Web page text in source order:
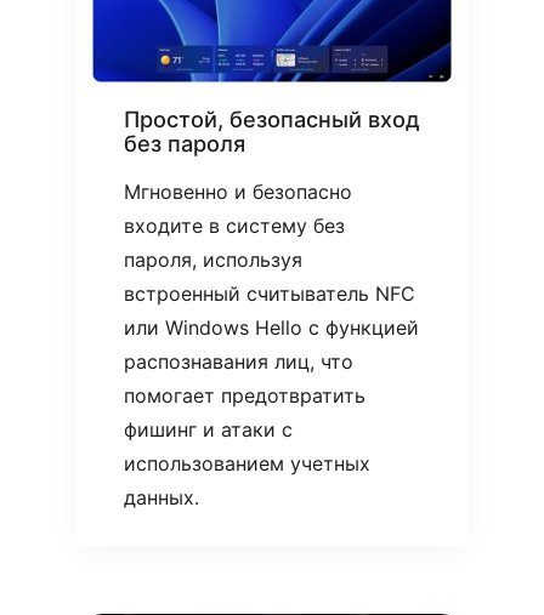
Простой, безопасный вход
без пароля
Мгновенно и безопасно
входите в систему без
пароля, используя
встроенный считыватель NFC
или Windows Hello с функцией
распознавания лиц, что
помогает предотвратить
фишинг и атаки с
использованием учетных
данных.